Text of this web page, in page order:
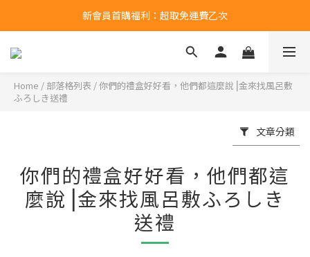
新會員首購福利：超取免運費乙次
新會員首購福利：超取免運費乙次
點擊LINE領取50元購物金
Home / 部落格列表 /你們的禮盒好好看，他們都這麼說⎥金來找風呂敷
ふろしき送禮
文章分類
你們的禮盒好好看，他們都這
麼說⎥金來找風呂敷ふろしき
送禮